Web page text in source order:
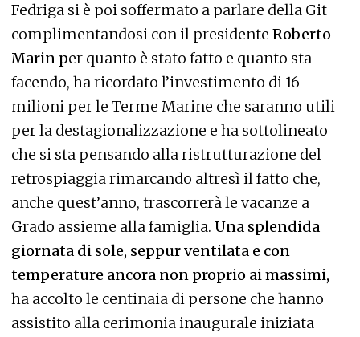
Fedriga si è poi soffermato a parlare della Git
complimentandosi con il presidente Roberto
Marin per quanto è stato fatto e quanto sta
facendo, ha ricordato l’investimento di 16
milioni per le Terme Marine che saranno utili
per la destagionalizzazione e ha sottolineato
che si sta pensando alla ristrutturazione del
retrospiaggia rimarcando altresì il fatto che,
anche quest’anno, trascorrerà le vacanze a
Grado assieme alla famiglia. Una splendida
giornata di sole, seppur ventilata e con
temperature ancora non proprio ai massimi,
ha accolto le centinaia di persone che hanno
assistito alla cerimonia inaugurale iniziata